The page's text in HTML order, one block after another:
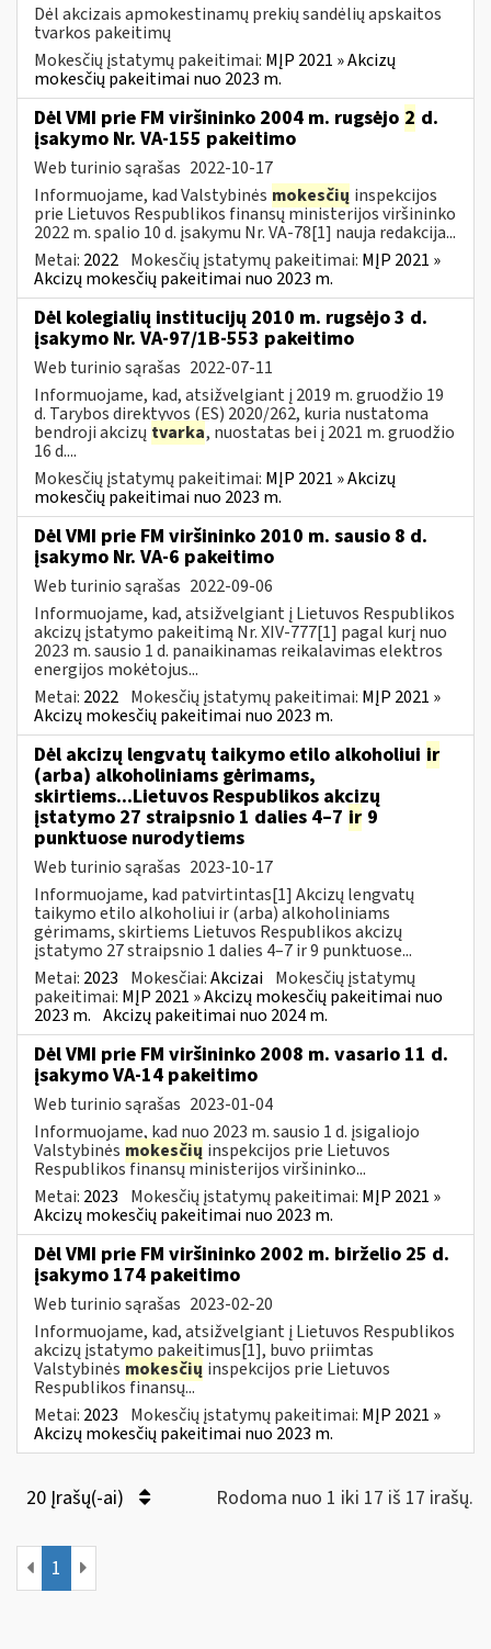
Dėl akcizais apmokestinamų prekių sandėlių apskaitos
tvarkos pakeitimų
Mokesčių įstatymų pakeitimai: MĮP 2021 » Akcizų
mokesčių pakeitimai nuo 2023 m.
Dėl VMI prie FM viršininko 2004 m. rugsėjo 2 d.
įsakymo Nr. VA-155 pakeitimo
Web turinio sąrašas 2022-10-17
Informuojame, kad Valstybinės mokesčių inspekcijos
prie Lietuvos Respublikos finansų ministerijos viršininko
2022 m. spalio 10 d. įsakymu Nr. VA-78[1] nauja redakcija...
Metai: 2022 Mokesčių įstatymų pakeitimai: MĮP 2021 »
Akcizų mokesčių pakeitimai nuo 2023 m.
Dėl kolegialių institucijų 2010 m. rugsėjo 3 d.
įsakymo Nr. VA-97/1B-553 pakeitimo
Web turinio sąrašas 2022-07-11
Informuojame, kad, atsižvelgiant į 2019 m. gruodžio 19
d. Tarybos direktyvos (ES) 2020/262, kuria nustatoma
bendroji akcizų tvarka, nuostatas bei į 2021 m. gruodžio
16 d....
Mokesčių įstatymų pakeitimai: MĮP 2021 » Akcizų
mokesčių pakeitimai nuo 2023 m.
Dėl VMI prie FM viršininko 2010 m. sausio 8 d.
įsakymo Nr. VA-6 pakeitimo
Web turinio sąrašas 2022-09-06
Informuojame, kad, atsižvelgiant į Lietuvos Respublikos
akcizų įstatymo pakeitimą Nr. XIV-777[1] pagal kurį nuo
2023 m. sausio 1 d. panaikinamas reikalavimas elektros
energijos mokėtojus...
Metai: 2022 Mokesčių įstatymų pakeitimai: MĮP 2021 »
Akcizų mokesčių pakeitimai nuo 2023 m.
Dėl akcizų lengvatų taikymo etilo alkoholiui ir
(arba) alkoholiniams gėrimams,
skirtiems...Lietuvos Respublikos akcizų
įstatymo 27 straipsnio 1 dalies 4–7 ir 9
punktuose nurodytiems
Web turinio sąrašas 2023-10-17
Informuojame, kad patvirtintas[1] Akcizų lengvatų
taikymo etilo alkoholiui ir (arba) alkoholiniams
gėrimams, skirtiems Lietuvos Respublikos akcizų
įstatymo 27 straipsnio 1 dalies 4–7 ir 9 punktuose...
Metai: 2023 Mokesčiai:Akcizai Mokesčių įstatymų
pakeitimai: MĮP 2021 » Akcizų mokesčių pakeitimai nuo
2023 m. Akcizų pakeitimai nuo 2024 m.
Dėl VMI prie FM viršininko 2008 m. vasario 11 d.
įsakymo VA-14 pakeitimo
Web turinio sąrašas 2023-01-04
Informuojame, kad nuo 2023 m. sausio 1 d. įsigaliojo
Valstybinės mokesčių inspekcijos prie Lietuvos
Respublikos finansų ministerijos viršininko...
Metai: 2023 Mokesčių įstatymų pakeitimai: MĮP 2021 »
Akcizų mokesčių pakeitimai nuo 2023 m.
Dėl VMI prie FM viršininko 2002 m. birželio 25 d.
įsakymo 174 pakeitimo
Web turinio sąrašas 2023-02-20
Informuojame, kad, atsižvelgiant į Lietuvos Respublikos
akcizų įstatymo pakeitimus[1], buvo priimtas
Valstybinės mokesčių inspekcijos prie Lietuvos
Respublikos finansų...
Metai: 2023 Mokesčių įstatymų pakeitimai: MĮP 2021 »
Akcizų mokesčių pakeitimai nuo 2023 m.
20 Įrašų(-ai) Rodoma nuo 1 iki 17 iš 17 irašų.
1